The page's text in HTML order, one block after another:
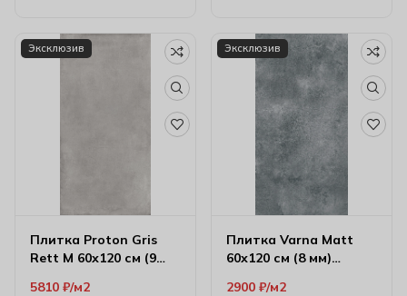
Эксклюзив
Плитка Proton Gris
Rett M 60х120 см (9
5810 ₽ м2
Эксклюзив
Плитка Varna Matt
60х120 см (8 мм)
2900 ₽ м2